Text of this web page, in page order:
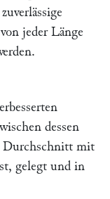
jeder Länge
dessen
Durchschnitt mit
gelegt und in